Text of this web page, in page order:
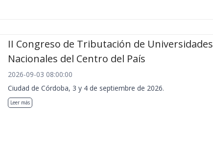
II Congreso de Tributación de Universidades
Nacionales del Centro del País
2026-09-03 08:00:00
Ciudad de Córdoba, 3 y 4 de septiembre de 2026.
Leer más